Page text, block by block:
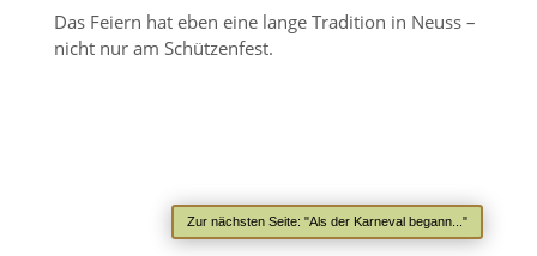
Das Feiern hat eben eine lange Tradition in Neuss –
nicht nur am Schützenfest.
Zur nächsten Seite: "Als der Karneval begann..."